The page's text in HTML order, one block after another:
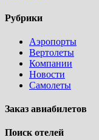
Рубрики
Аэропорты
Вертолеты
Компании
Новости
Самолеты
Заказ авиабилетов
Поиск отелей